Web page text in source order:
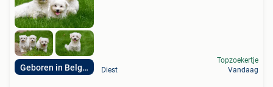
Geboren in Belgie Diest
Topzoekertje
Vandaag